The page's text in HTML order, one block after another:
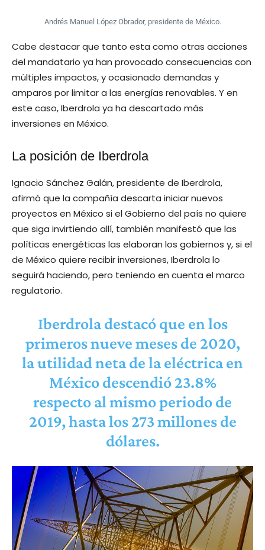
Andrés Manuel López Obrador, presidente de México.
Cabe destacar que tanto esta como otras acciones
del mandatario ya han provocado consecuencias con
múltiples impactos, y ocasionado demandas y
amparos por limitar a las energías renovables. Y en
este caso, Iberdrola ya ha descartado más
inversiones en México.
La posición de Iberdrola
Ignacio Sánchez Galán, presidente de Iberdrola,
afirmó que la compañía descarta iniciar nuevos
proyectos en México si el Gobierno del país no quiere
que siga invirtiendo allí, también manifestó que las
políticas energéticas las elaboran los gobiernos y, si el
de México quiere recibir inversiones, Iberdrola lo
seguirá haciendo, pero teniendo en cuenta el marco
regulatorio.
Iberdrola destacó que en los
primeros nueve meses de 2020,
la utilidad neta de la eléctrica en
México descendió 23.8%
respecto al mismo periodo de
2019, hasta los 273 millones de
dólares.